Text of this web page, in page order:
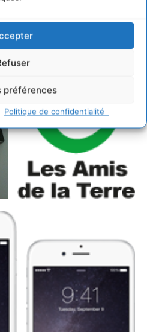
préférences
Politique de confidentialité